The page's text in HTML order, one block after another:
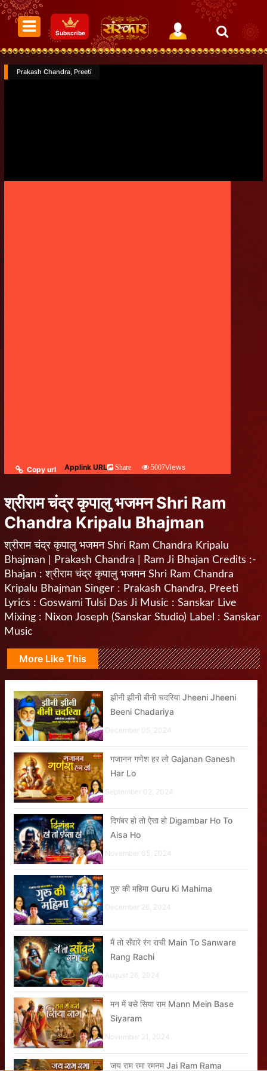
Subscribe
Prakash Chandra, Preeti
Copy url Applink URL Share 5007Views
श्रीराम चंद्र कृपालु भजमन Shri Ram
Chandra Kripalu Bhajman
श्रीराम चंद्र कृपालु भजमन Shri Ram Chandra Kripalu
Bhajman | Prakash Chandra | Ram Ji Bhajan Credits :-
Bhajan : श्रीराम चंद्र कृपालु भजमन Shri Ram Chandra
Kripalu Bhajman Singer : Prakash Chandra, Preeti
Lyrics : Goswami Tulsi Das Ji Music : Sanskar Live
Mixing : Nixon Joseph (Sanskar Studio) Label : Sanskar
Music
More Like This
झीनी झीनी बीनी चदरिया Jheeni Jheeni
Beeni Chadariya
December 05, 2024
गजानन गणेश हर लो Gajanan Ganesh
Har Lo
September 02, 2024
दिगंबर हो तो ऐसा हो Digambar Ho To
Aisa Ho
November 05, 2024
गुरु की महिमा Guru Ki Mahima
December 26, 2024
मैं तो सँवारे रंग राची Main To Sanware
Rang Rachi
August 26, 2024
मन में बसे सिया राम Mann Mein Base
Siyaram
November 21, 2024
जय राम रमा रमनम Jai Ram Rama